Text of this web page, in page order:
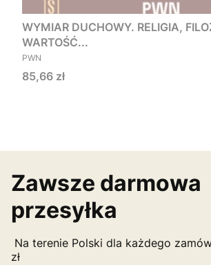
WYMIAR DUCHOWY. RELIGIA,
WARTOŚĆ...
PRODUCENT
PWN
Cena
85,66 zł
Zawsze darmowa
przesyłka
Na terenie Polski dla każdego
zł